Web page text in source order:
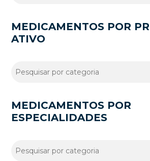
MEDICAMENTOS POR
ATIVO
MEDICAMENTOS POR
ESPECIALIDADES